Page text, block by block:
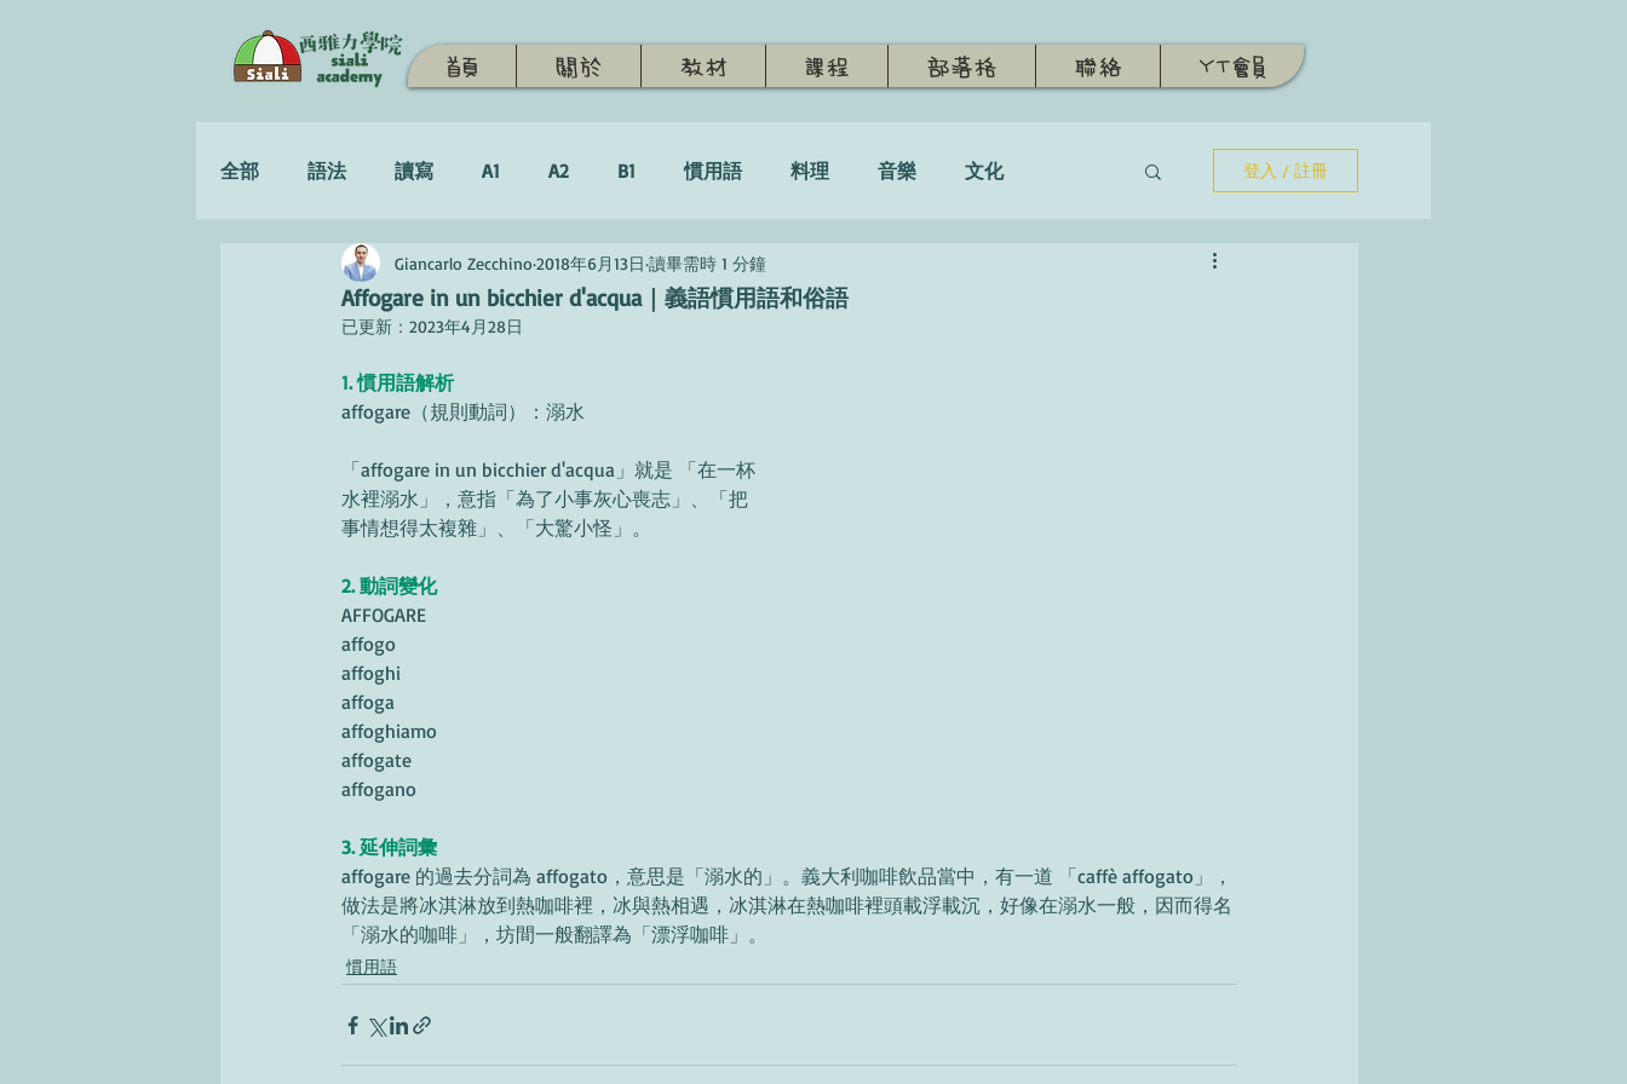
首頁 關於 教材 課程 部落格 聯絡 YT會員
全部 語法 讀寫 A1 A2 B1 慣用語 料理 音樂 文化
學習策略
登入 / 註冊
Affogare in un bicchier d'acqua｜義語慣用語和俗語
Giancarlo Zecchino 2018年6月13日 讀畢需時 1 分鐘
已更新： 2023年4月28日
1. 慣用語解析
affogare（規則動詞）：溺水
「affogare in un bicchier d'acqua」就是 「在一杯
水裡溺水」，意指「為了小事灰心喪志」、「把
事情想得太複雜」、「大驚小怪」。
2. 動詞變化
AFFOGARE
affogo
affoghi
affoga
affoghiamo
affogate
affogano
3. 延伸詞彙
affogare 的過去分詞為 affogato，意思是「溺水的」。義大利咖啡飲品當中，有一道 「caffè affogato」，
做法是將冰淇淋放到熱咖啡裡，冰與熱相遇，冰淇淋在熱咖啡裡頭載浮載沉，好像在溺水一般，因而得名
「溺水的咖啡」，坊間一般翻譯為「漂浮咖啡」。
慣用語